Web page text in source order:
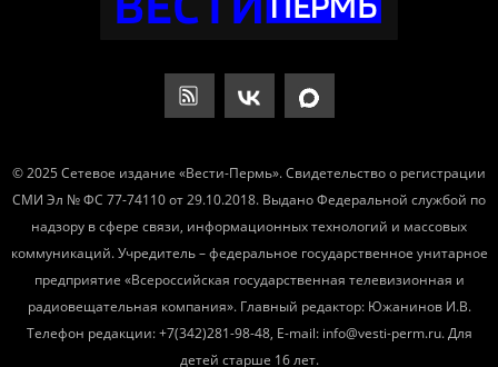
© 2025 Сетевое издание «Вести-Пермь». Свидетельство о регистрации
СМИ Эл № ФС 77-74110 от 29.10.2018. Выдано Федеральной службой по
надзору в сфере связи, информационных технологий и массовых
коммуникаций. Учредитель – федеральное государственное унитарное
предприятие «Всероссийская государственная телевизионная и
радиовещательная компания». Главный редактор: Южанинов И.В.
Телефон редакции: +7(342)281-98-48, E-mail: info@vesti-perm.ru. Для
детей старше 16 лет.